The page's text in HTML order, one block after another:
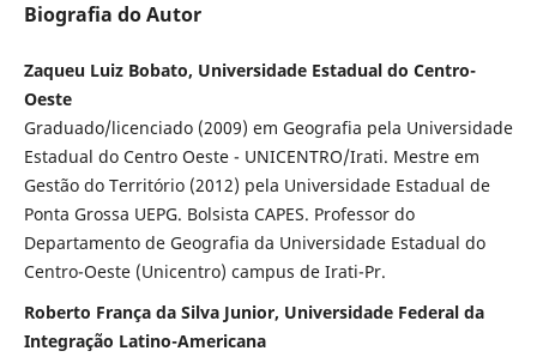
Biografia do Autor
Zaqueu Luiz Bobato, Universidade Estadual do Centro-
Oeste
Graduado/licenciado (2009) em Geografia pela Universidade
Estadual do Centro Oeste - UNICENTRO/Irati. Mestre em
Gestão do Território (2012) pela Universidade Estadual de
Ponta Grossa UEPG. Bolsista CAPES. Professor do
Departamento de Geografia da Universidade Estadual do
Centro-Oeste (Unicentro) campus de Irati-Pr.
Roberto França da Silva Junior, Universidade Federal da
Integração Latino-Americana